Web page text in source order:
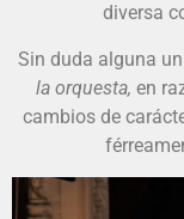
diversa
Sin duda alguna un
la orquesta, en
cambios de